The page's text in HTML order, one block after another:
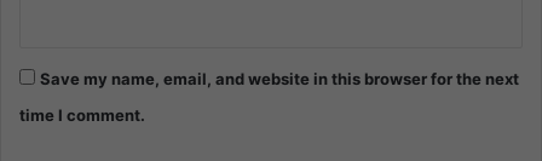
Save my name, email, and website in this browser for the next
time I comment.